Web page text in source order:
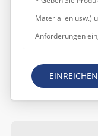
EINREICHEN